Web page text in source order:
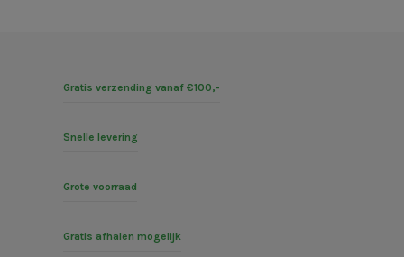
Gratis verzending vanaf €100,-
Snelle levering
Grote voorraad
Gratis afhalen mogelijk